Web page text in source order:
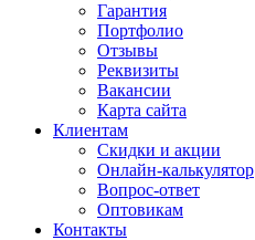
Гарантия
Портфолио
Отзывы
Реквизиты
Вакансии
Карта сайта
Клиентам
Скидки и акции
Онлайн-калькулятор
Вопрос-ответ
Оптовикам
Контакты